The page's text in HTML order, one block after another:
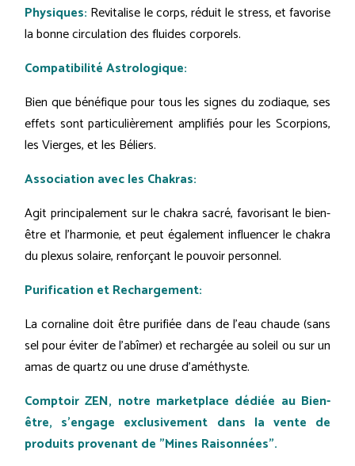
Physiques: Revitalise le corps, réduit le stress, et favorise
la bonne circulation des fluides corporels.
Compatibilité Astrologique:
Bien que bénéfique pour tous les signes du zodiaque, ses
effets sont particulièrement amplifiés pour les Scorpions,
les Vierges, et les Béliers.
Association avec les Chakras:
Agit principalement sur le chakra sacré, favorisant le bien-
être et l'harmonie, et peut également influencer le chakra
du plexus solaire, renforçant le pouvoir personnel.
Purification et Rechargement:
La cornaline doit être purifiée dans de l'eau chaude (sans
sel pour éviter de l'abîmer) et rechargée au soleil ou sur un
amas de quartz ou une druse d'améthyste.
Comptoir ZEN, notre marketplace dédiée au Bien-
être, s'engage exclusivement dans la vente de
produits provenant de "Mines Raisonnées".